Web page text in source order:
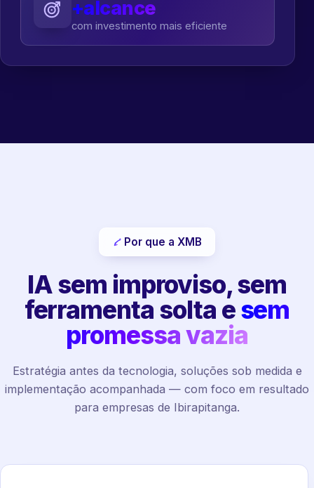
+alcance
com investimento mais eficiente
Por que a XMB
IA sem improviso, sem
ferramenta solta esem
promessa vazia
Estratégia antes da tecnologia, soluções sob medida e
implementação acompanhada — com foco em resultado
para empresas de Ibirapitanga.